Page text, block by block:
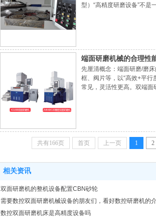
型）“高精度研磨设备”不
端面研磨机械的合理性
先厘清概念：端面研磨/磨
框、阀片等，以“高效+平
常见，灵活性更高。双端
共有166页 首页 上一页 1 2
相关资讯
双面研磨机的整机设备配置CBN砂轮
需要数控双面研磨机械设备的朋友们，看好数控研磨机的
数控双面研磨机床是高精度设备吗